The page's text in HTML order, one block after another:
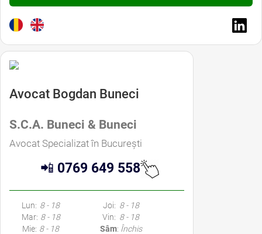
Avocat Bogdan Buneci
S.C.A. Buneci & Buneci
Avocat Specializat în București
📲 0769 649 558
Lun: 8 - 18
Mar: 8 - 18
Mie: 8 - 18
Joi: 8 - 18
Vin: 8 - 18
Sâm: Închis